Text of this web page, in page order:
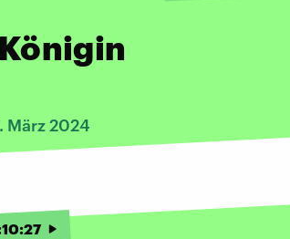
März 2024
10:27